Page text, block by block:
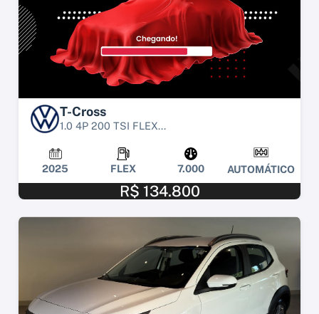
T-Cross
1.0 4P 200 TSI FLEX...
2025 FLEX 7.000 AUTOMÁTICO
R$ 134.800